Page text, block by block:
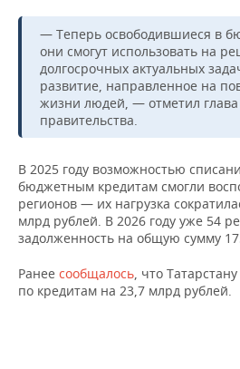
— Теперь освободившиеся в
они смогут использовать на
долгосрочных актуальных
развитие, направленное на
жизни людей, — отметил глава
правительства.
В 2025 году возможностью
бюджетным кредитам смогли
регионов — их нагрузка
млрд рублей. В 2026 году уже 54
задолженность на общую сумму
Ранее сообщалось, что
по кредитам на 23,7 млрд рублей.